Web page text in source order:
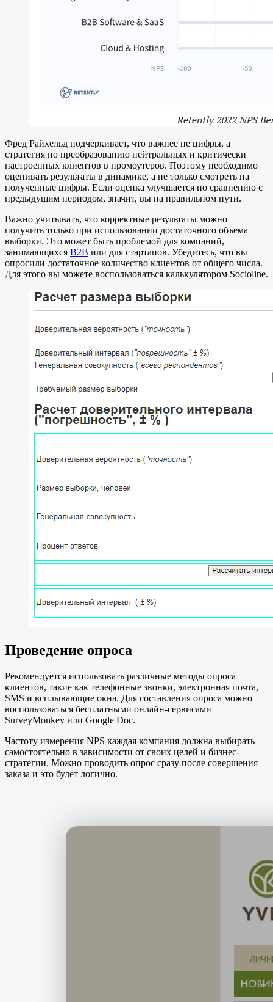
Фред Райхельд подчеркивает, что важнее не цифры, а
стратегия по преобразованию нейтральных и критически
настроенных клиентов в промоутеров. Поэтому необходимо
оценивать результаты в динамике, а не только смотреть на
полученные цифры. Если оценка улучшается по сравнению с
предыдущим периодом, значит, вы на правильном пути.
Важно учитывать, что корректные результаты можно
получить только при использовании достаточного объема
выборки. Это может быть проблемой для компаний,
занимающихся B2B или для стартапов. Убедитесь, что вы
опросили достаточное количество клиентов от общего числа.
Для этого вы можете воспользоваться калькулятором Socioline.
Проведение опроса
Рекомендуется использовать различные методы опроса
клиентов, такие как телефонные звонки, электронная почта,
SMS и всплывающие окна. Для составления опроса можно
воспользоваться бесплатными онлайн-сервисами
SurveyMonkey или Google Doc.
Частоту измерения NPS каждая компания должна выбирать
самостоятельно в зависимости от своих целей и бизнес-
стратегии. Можно проводить опрос сразу после совершения
заказа и это будет логично.